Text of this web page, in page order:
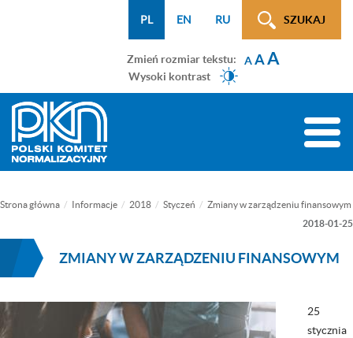
(tylko
na
podstronach)
SZUKAJ
PL EN RU
Zmień rozmiar tekstu: AAA
Wysoki kontrast
Toggle
Strona główna Informacje 2018 Styczeń Zmiany w zarządzeniu finansowym
ZMIANY W ZARZĄDZENIU FINANSOWYM
2018-01-25
25
stycznia